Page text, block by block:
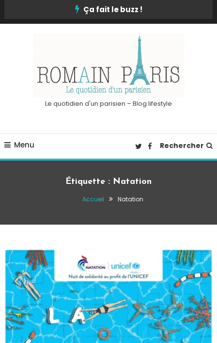
Ça fait le buzz !
Le quotidien d'un parisien – Blog lifestyle
Menu Rechercher
Étiquette : Natation
Accueil Natation